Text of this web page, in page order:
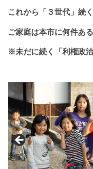
これから 「３世代」続く
ご家庭は本市に何件あ
※未だに続く「利権政